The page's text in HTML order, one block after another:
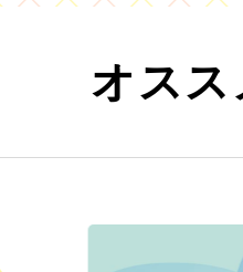
オスス